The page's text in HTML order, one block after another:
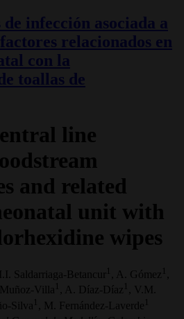
de infección asociada a
relacionados en
con la
toallas de
line
and related
unit with
wipes
Saldarriaga-Betancur 1 , A. Gómez 1
Muñoz-Villa 1 , A. Díaz-Díaz 1
, V.M.
Silva 1 , M. Fernández-Laverde 1